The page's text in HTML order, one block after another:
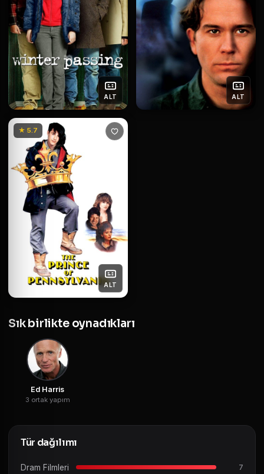
ALT ALT
★ 5.7
ALT
Sık birlikte oynadıkları
Ed Harris
3 ortak yapım
Tür dağılımı
Dram Filmleri 7